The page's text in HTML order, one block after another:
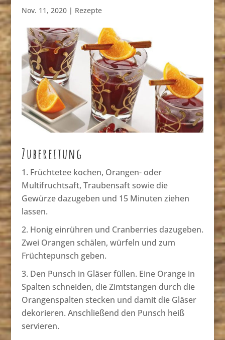
Nov. 11, 2020| Rezepte
Zubereitung
Früchtetee kochen, Orangen- oder
Multifruchtsaft, Traubensaft sowie die
Gewürze dazugeben und 15 Minuten ziehen
lassen.
Honig einrühren und Cranberries dazugeben.
Zwei Orangen schälen, würfeln und zum
Früchtepunsch geben.
Den Punsch in Gläser füllen. Eine Orange in
Spalten schneiden, die Zimtstangen durch die
Orangenspalten stecken und damit die Gläser
dekorieren. Anschließend den Punsch heiß
servieren.